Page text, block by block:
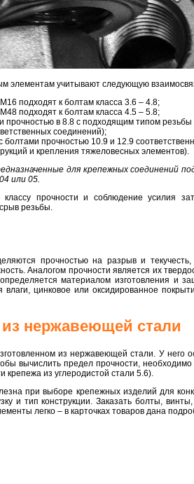
элементам учитывают следующую
подходят к болтам класса 3.6 – 4.8;
подходят к болтам класса 4.5 – 5.8;
прочностью в 8.8 с подходящим типом
соединений);
болтами прочностью 10.9 и 12.9
и крепления тяжеловесных элементов).
для крепежных соединений
или 05.
прочности и соблюдение усилия
резьбы.
прочностью на разрыв и
Аналогом прочности является их
материалом изготовления и
цинковое или оксидированное
нержавеющей стали
из нержавеющей стали. У него
вычислить предел прочности,
крепежа из углеродистой стали 5.6).
при выборе крепежных изделий для
и тип конструкции. Заказать болты,
легко – в карточках товаров дана